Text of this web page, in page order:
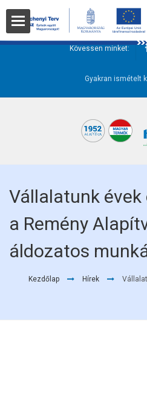
hajdu@hajdurt.hu +36
Kövessen minket:
Gyakran ismételt
Vállalatunk
a Remény
áldozatos
Kezdőlap Hírek